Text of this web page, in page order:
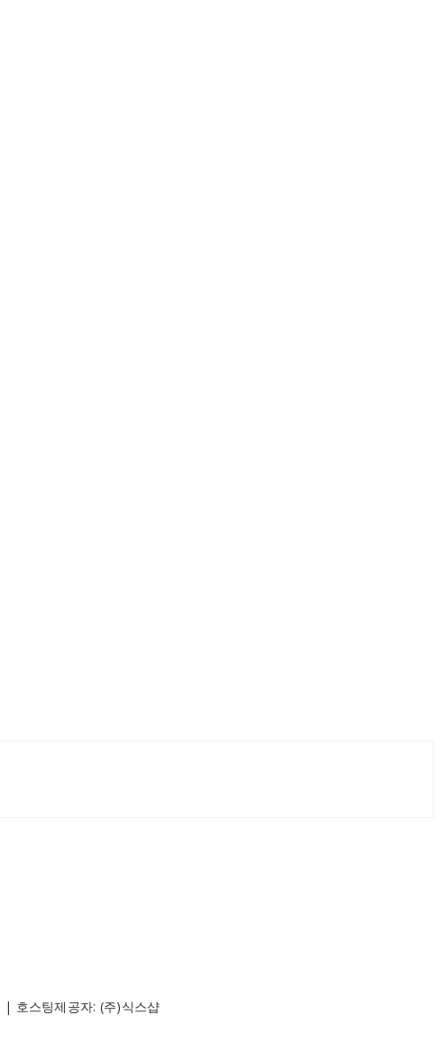
| 호스팅제공자: (주)식스샵